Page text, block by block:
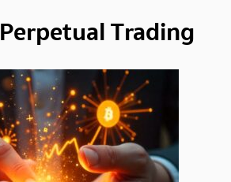
Perpetual Trading